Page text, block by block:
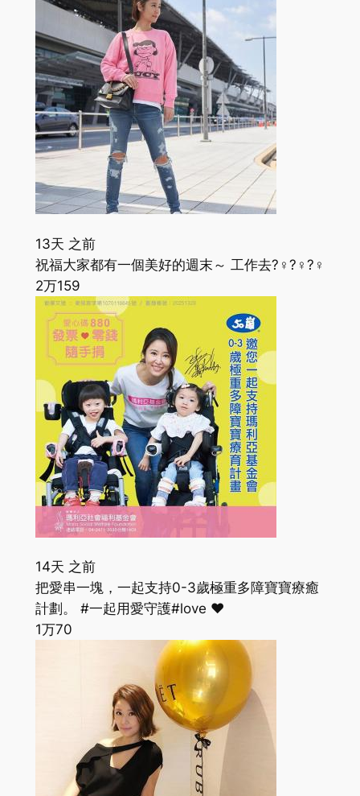
13天 之前
祝福大家都有一個美好的週末～ 工作去?‍♀️?‍♀️?‍♀️
2万159
14天 之前
把愛串一塊，一起支持0-3歲極重多障寶寶療癒
計劃。 #一起用愛守護#love ❤️
1万70